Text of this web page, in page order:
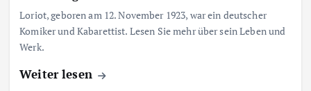
Loriot, geboren am 12. November 1923, war ein deutscher
Komiker und Kabarettist. Lesen Sie mehr über sein Leben und
Werk.
Weiter lesen